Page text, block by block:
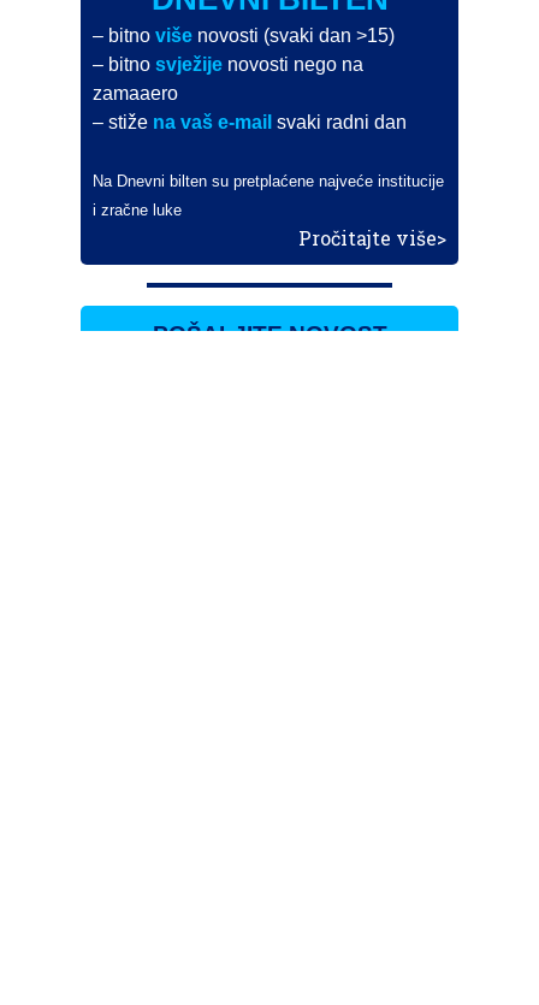
– bitnoviše novosti (svaki dan >15)
– bitnosvježije novosti nego na
zamaaero
– stiže na vaš e-mail svaki radni dan
Na Dnevni bilten su pretplaćene najveće institucije
i zračne luke
Pročitajte više>
POŠALJITE NOVOST